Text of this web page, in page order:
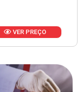
VER PREÇO